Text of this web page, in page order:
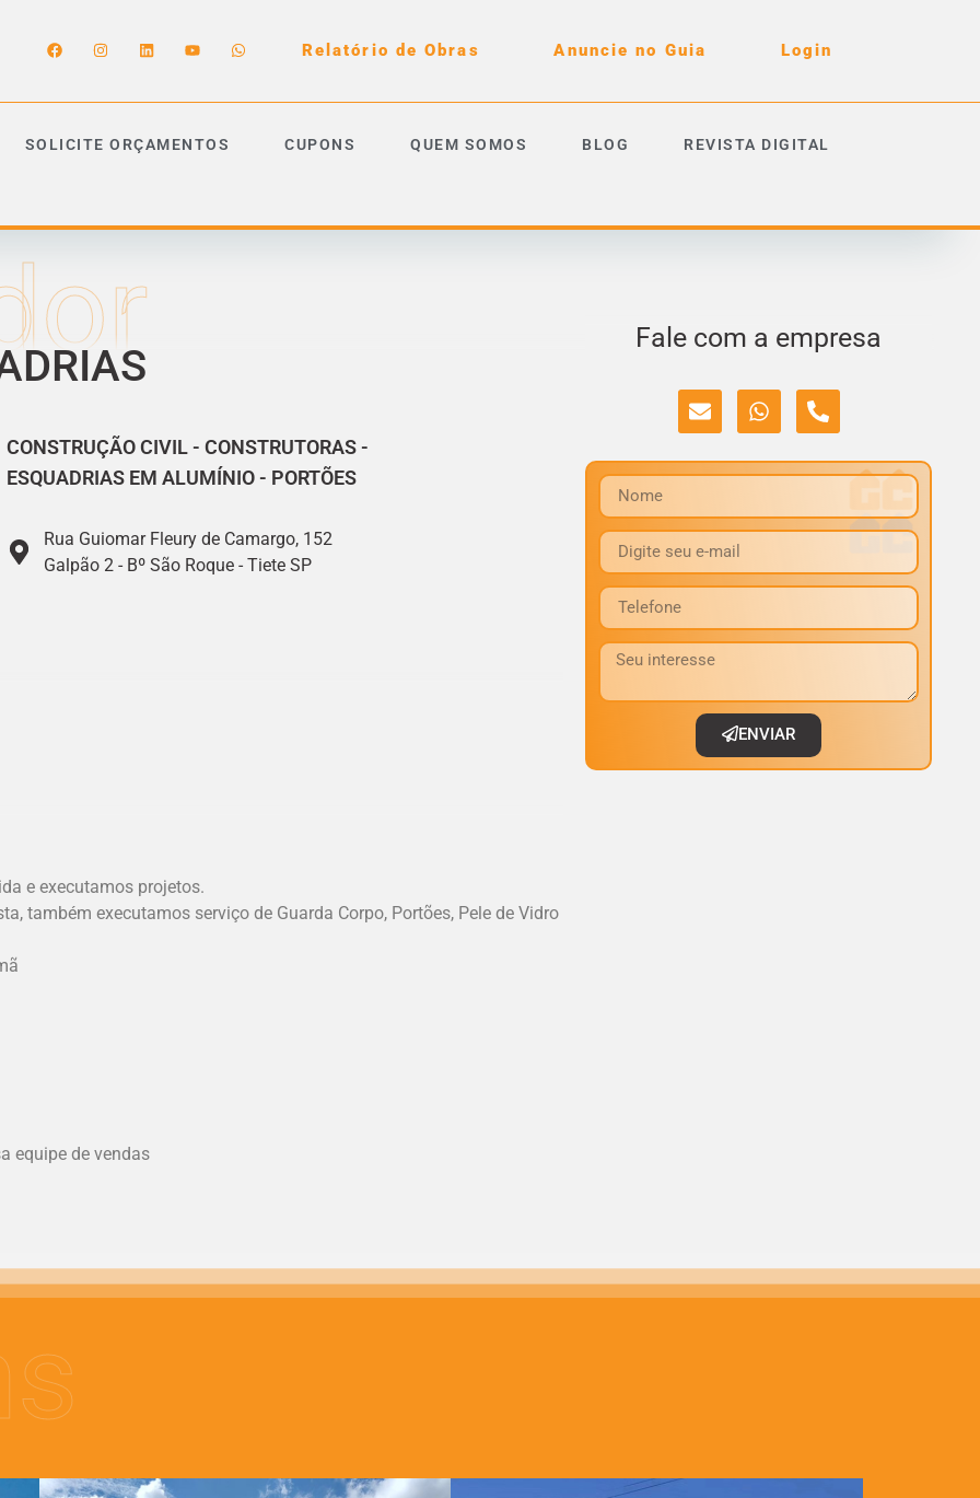
Relatório de Obras Anuncie no Guia Login
SOLICITE ORÇAMENTOS CUPONS QUEM SOMOS BLOG REVISTA DIGITAL
CONSTRUÇÃO CIVIL- CONSTRUTORAS-
ESQUADRIAS EM ALUMÍNIO- PORTÕES
Rua Guiomar Fleury de Camargo, 152
Galpão 2 - Bº São Roque - Tiete SP
e executamos projetos.
também executamos serviço de Guarda Corpo, Portões, Pele de Vidro
equipe de vendas
Fale com a empresa
ENVIAR